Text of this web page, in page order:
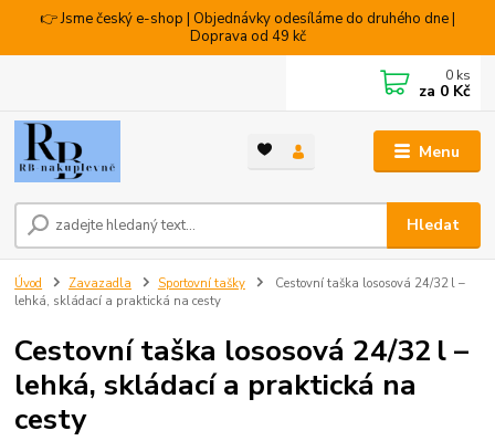
👉 Jsme český e-shop | Objednávky odesíláme do druhého dne |
Doprava od 49 kč
Menu
Hledat
0 ks
za 0 Kč
Úvod Zavazadla Sportovní tašky
Cestovní taška lososová 24/32 l –
lehká, skládací a praktická na cesty
Cestovní taška lososová 24/32 l –
lehká, skládací a praktická na
cesty